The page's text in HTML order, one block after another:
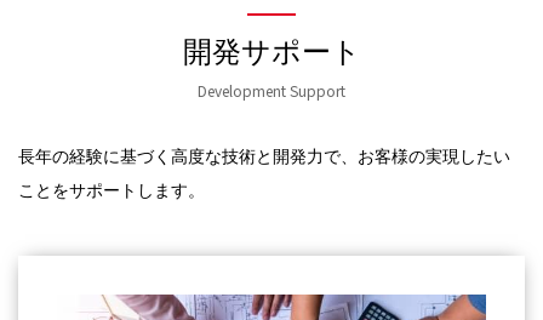
開発サポート
Development Support
長年の経験に基づく高度な技術と開発力で、お客様の実現したい
ことをサポートします。